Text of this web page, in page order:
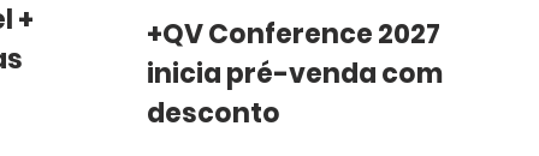
+
+QV Conference 2027
inicia pré-venda com
desconto